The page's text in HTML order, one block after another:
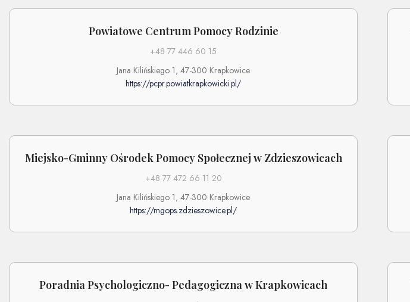
Powiatowe Centrum Pomocy Rodzinie
+48 77 446 60 15
Jana Kilińskiego 1, 47-300 Krapkowice
https://pcpr.powiatkrapkowicki.pl/
Miejsko-Gminny Ośrodek Pomocy Społecznej w Zdzieszowicach
+48 77 472 66 11 20
Jana Kilińskiego 1, 47-300 Krapkowice
https://mgops.zdzieszowice.pl/
Poradnia Psychologiczno- Pedagogiczna w Krapkowicach